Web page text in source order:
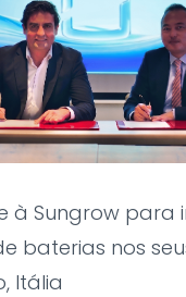
à Sungrow para
baterias nos
Itália